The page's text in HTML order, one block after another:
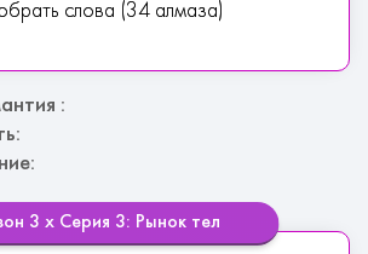
слова (34 алмаза)
:
3 х Серия 3: Рынок тел